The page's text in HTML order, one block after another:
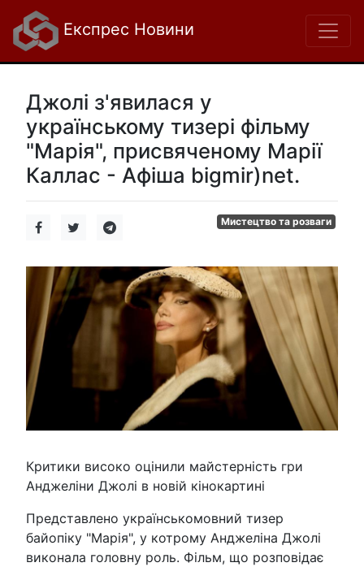
Експрес Новини
Джолі з'явилася у
українському тизері фільму
"Марія", присвяченому Марії
Каллас - Афіша bigmir)net.
Мистецтво та розваги
Критики високо оцінили майстерність гри
Анджеліни Джолі в новій кінокартині
Представлено українськомовний тизер
байопіку "Марія", у котрому Анджеліна Джолі
виконала головну роль. Фільм, що розповідає